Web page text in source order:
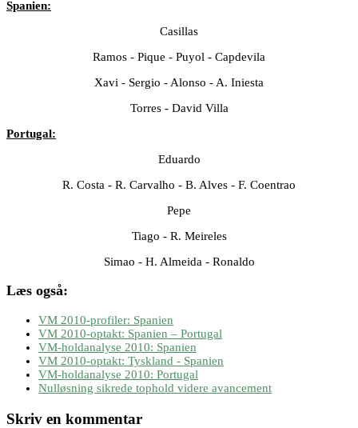
Spanien:
Casillas
Ramos - Pique - Puyol - Capdevila
Xavi - Sergio - Alonso - A. Iniesta
Torres - David Villa
Portugal:
Eduardo
R. Costa - R. Carvalho - B. Alves - F. Coentrao
Pepe
Tiago - R. Meireles
Simao - H. Almeida - Ronaldo
Læs også:
VM 2010-profiler: Spanien
VM 2010-optakt: Spanien – Portugal
VM-holdanalyse 2010: Spanien
VM 2010-optakt: Tyskland - Spanien
VM-holdanalyse 2010: Portugal
Nulløsning sikrede tophold videre avancement
Skriv en kommentar